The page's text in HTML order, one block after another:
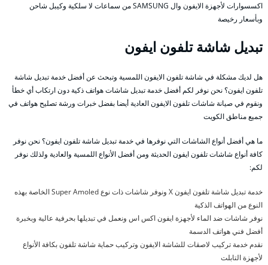
اكسسوارات لأجهزة الايفون وال SAMSUNG من سماعات لا سلكية وكيبل شاحن
وبأسعار رخيصة
تبديل شاشة تلفون ايفون
هل لديك مشكلة في شاشة تلفون الايفون اللمسية وتبحث عن أفضل خدمة تبديل شاشة
تلفون ايفون؟ نحن نوفر لكم أفضل خدمة تبديل شاشات هواتف ذكية دون ارتكاب أي خطأ
ونقوم في صيانة شاشات تلفون الايفون العادية أيضا بفضل خبرات ورشة تصليح هواتف في
جميع مناطق الكويت
ما هي أفضل أنواع الشاشات التي نوفرها في خدمة تبديل شاشة تلفون ايفون؟ نحن نوفر
كافة أنواع شاشات تلفون ايفون الحديثة ومن أفضل الأنواع اللمسية والعادية ولذلك نوفر
لكم:
خدمة تبديل شاشة تلفون ايفون X ونوفر شاشات ذات نوع Super Amoled الخاصة بهذه
النوع من الهواتف الذكية
نوفر شاشات ضد الماء لأجهزة ايفون اكس اس ونعمل في تبديلها بحرفية عالية وبخبرة
أفضل فني هواتف الدسمة
نقدم خدمة تركيب لاصقات للشاشة الايفون وتركيب حماية شاشة تلفون بكافة الأنواع
لأجهزة التابلت